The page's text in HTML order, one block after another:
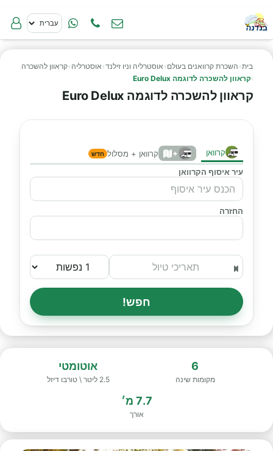
בית› השכרת קרוואנים בעולם › אוסטרליה וניו זילנד› אוסטרליה ›קראוון להשכרה
›קראוון להשכרה לדוגמה Euro Delux
קראוון להשכרה לדוגמה Euro Delux
קרוואן + קרוואן + מסלול חדש
עיר איסוף הקרוואן
החזרה
חפש!
6
מקומות שינה
אוטומטי
2.5 ליטר \ טורבו דיזל
7.7 מ׳
אורך